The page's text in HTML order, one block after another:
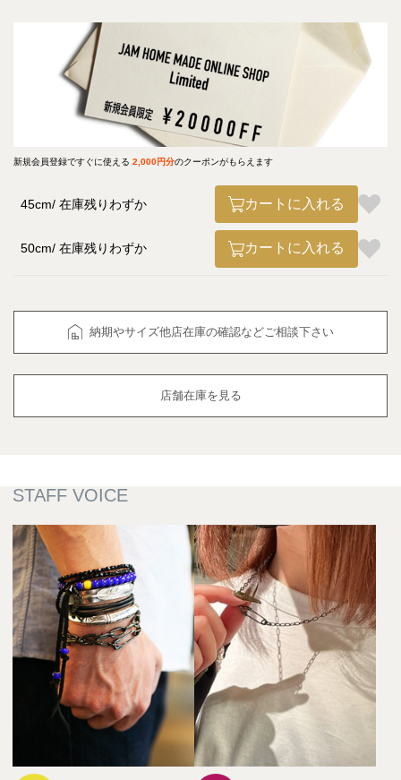
新規会員登録ですぐに使える 2,000円分のクーポンがもらえます
45cm 在庫残りわずか カートに入れる
50cm 在庫残りわずか カートに入れる
納期やサイズ他店在庫の確認などご相談下さい
店舗在庫を見る